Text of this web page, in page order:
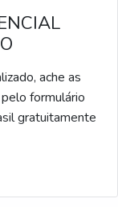
ache as
formulário
gratuitamente
Soluções
fabricantes de